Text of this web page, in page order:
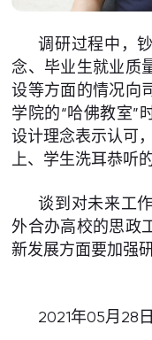
调研过程中，
念、毕业生就业质
设等方面的情况向
学院的“哈佛教室”
设计理念表示认可
上、学生洗耳恭听
谈到对未来工
外合办高校的思政
新发展方面要加强研
2021年05月28日